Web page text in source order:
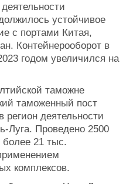
Флот
Галерея флота
Форум
Все службы
устойчивое
с портами Китая,
Контейнерооборот в
годом увеличился на
таможне
таможенный пост
регион деятельности
Луга. Проведено 2500
21 тыс.
комплексов.